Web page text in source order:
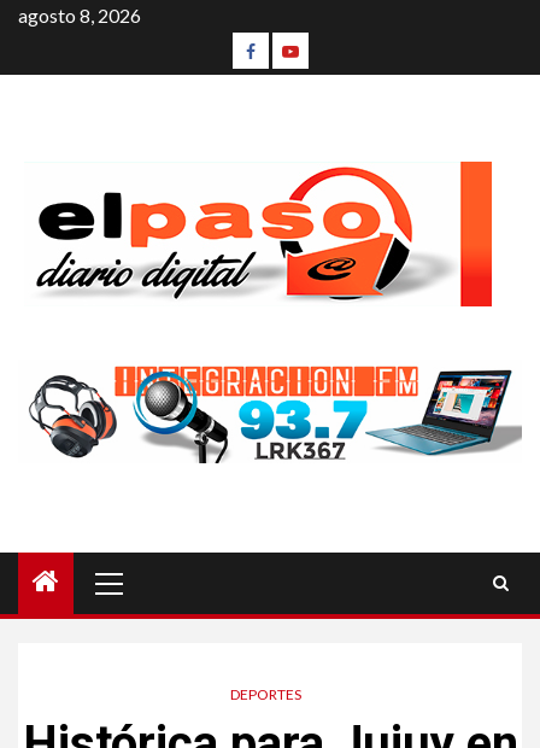
agosto 8, 2026
DEPORTES